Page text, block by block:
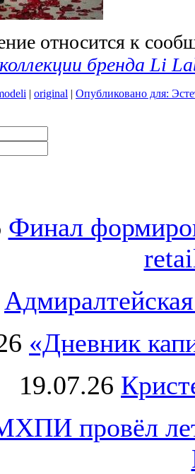
относится к
бренда Li
| original | Опубликовано для:
Финал
«Дневник
19.07.26
провёл